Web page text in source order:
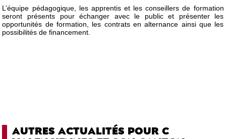
L’équipe pédagogique, les apprentis et les conseillers de formation
seront présents pour échanger avec le public et présenter les
opportunités de formation, les contrats en alternance ainsi que les
possibilités de financement.
AUTRES ACTUALITÉS POUR C